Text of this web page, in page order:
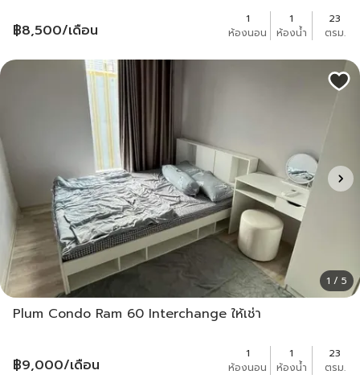
฿8,500/เดือน
1
ห้องนอน
1
ห้องน้ำ
23
ตรม.
1 / 5
Plum Condo Ram 60 Interchange ให้เช่า
฿9,000/เดือน
1
ห้องนอน
1
ห้องน้ำ
23
ตรม.